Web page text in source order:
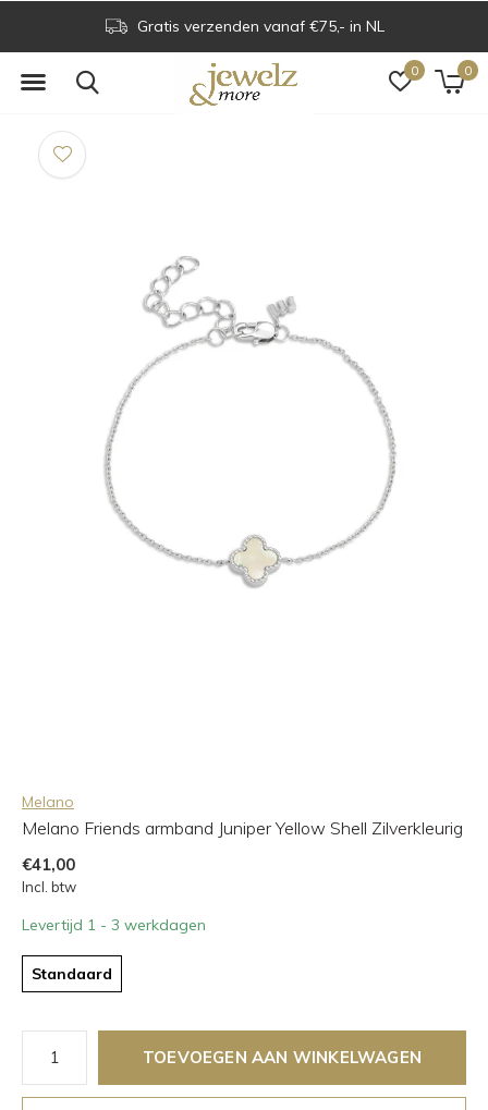
0 0
Gratis verzenden vanaf €75,- in NL
Melano
Melano Friends armband Juniper Yellow Shell Zilverkleurig
€41,00
Incl. btw
Levertijd 1 - 3 werkdagen
Standaard
TOEVOEGEN AAN WINKELWAGEN